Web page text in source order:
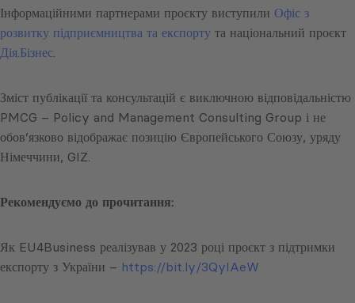
Інформаційними партнерами проєкту виступили Офіс з
розвитку підприємництва та експорту та національний проєкт
Дія.Бізнес.
Зміст публікації та консультацій є виключною відповідальністю
PMCG – Policy and Management Consulting Group і не
обов’язково відображає позицію Європейського Союзу, уряду
Німеччини, GIZ.
Рекомендуємо до прочитання:
Як EU4Business реалізував у 2023 році проєкт з підтримки
експорту з України – https://bit.ly/3QyIAeW